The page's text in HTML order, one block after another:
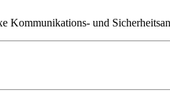
Kommunikations- und